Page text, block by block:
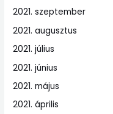
2021. szeptember
2021. augusztus
2021. július
2021. június
2021. május
2021. április